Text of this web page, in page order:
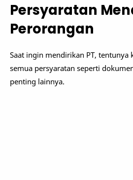
Persyaratan
Perorangan
Saat ingin mendirikan PT, tentunya
semua persyaratan seperti
penting lainnya.